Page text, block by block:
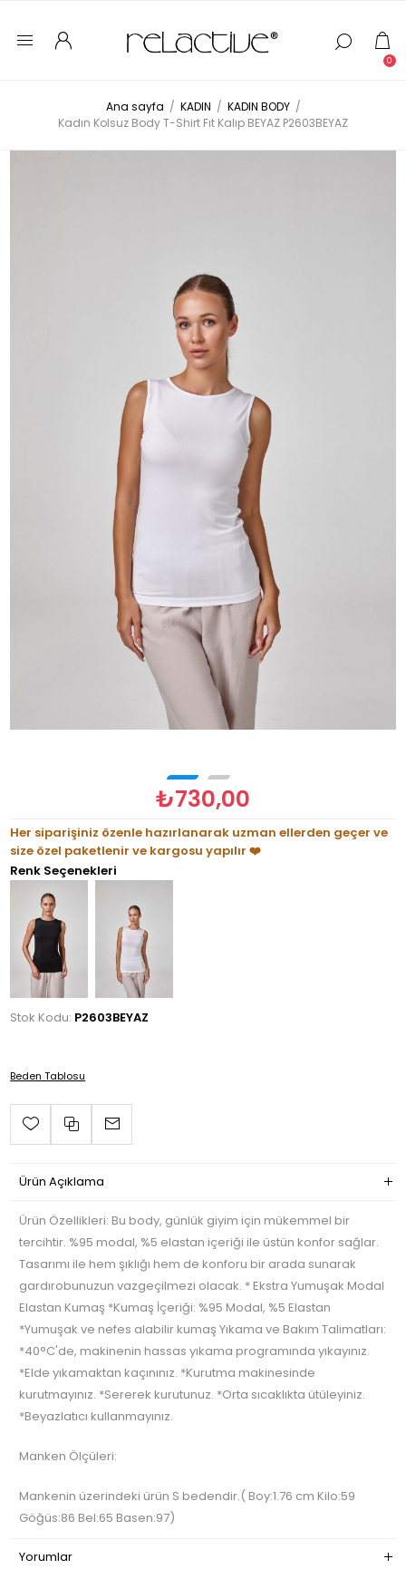
0
Ana sayfa / KADIN / KADIN BODY /
Kadın Kolsuz Body T-Shirt Fıt Kalıp BEYAZ P2603BEYAZ
₺730,00
Her siparişiniz özenle hazırlanarak uzman ellerden geçer ve
size özel paketlenir ve kargosu yapılır ❤️
Renk Seçenekleri
Stok Kodu: P2603BEYAZ
Beden Tablosu
Ürün Açıklama
Ürün Özellikleri: Bu body, günlük giyim için mükemmel bir
tercihtir. %95 modal, %5 elastan içeriği ile üstün konfor sağlar.
Tasarımı ile hem şıklığı hem de konforu bir arada sunarak
gardırobunuzun vazgeçilmezi olacak. * Ekstra Yumuşak Modal
Elastan Kumaş *Kumaş İçeriği: %95 Modal, %5 Elastan
*Yumuşak ve nefes alabilir kumaş Yıkama ve Bakım Talimatları:
*40°C'de, makinenin hassas yıkama programında yıkayınız.
*Elde yıkamaktan kaçınınız. *Kurutma makinesinde
kurutmayınız. *Sererek kurutunuz. *Orta sıcaklıkta ütüleyiniz.
*Beyazlatıcı kullanmayınız.
Manken Ölçüleri:
Mankenin üzerindeki ürün S bedendir.( Boy:1.76 cm Kilo:59
Göğüs:86 Bel:65 Basen:97)
Yorumlar